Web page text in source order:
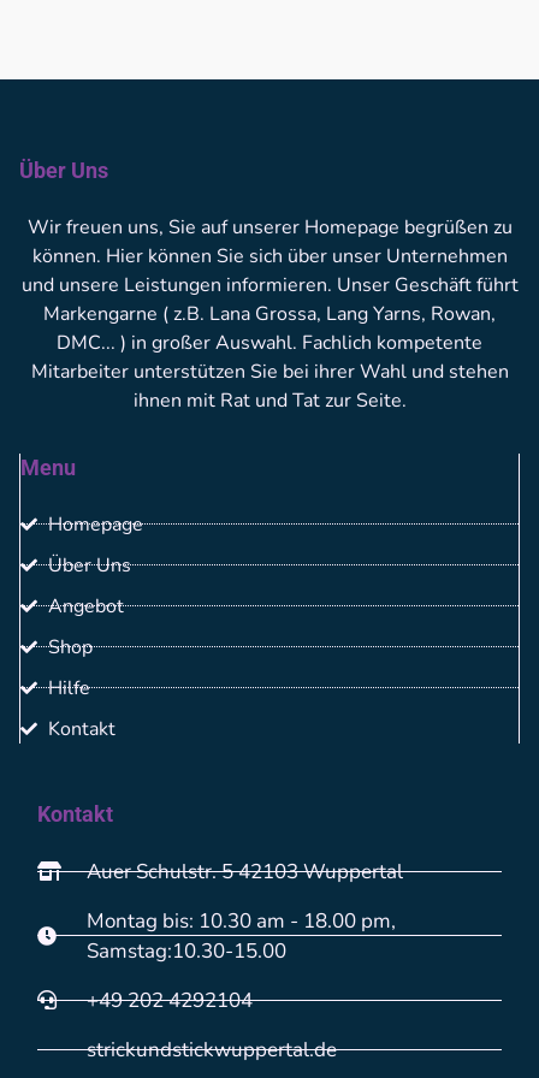
Über Uns
Wir freuen uns, Sie auf unserer Homepage begrüßen zu
können. Hier können Sie sich über unser Unternehmen
und unsere Leistungen informieren. Unser Geschäft führt
Markengarne ( z.B. Lana Grossa, Lang Yarns, Rowan,
DMC... ) in großer Auswahl. Fachlich kompetente
Mitarbeiter unterstützen Sie bei ihrer Wahl und stehen
ihnen mit Rat und Tat zur Seite.
Menu
Homepage
Über Uns
Angebot
Shop
Hilfe
Kontakt
Kontakt
Auer Schulstr. 5 42103 Wuppertal
Montag bis: 10.30 am - 18.00 pm,
Samstag:10.30-15.00
+49 202 4292104
strickundstickwuppertal.de